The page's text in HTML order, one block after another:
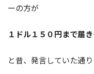
ーの方が
１ドル１５０円まで届
と昔、発言していた通